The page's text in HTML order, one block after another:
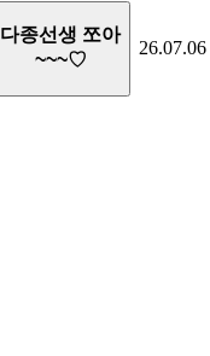
다종선생 쪼아
~~~♡
26.07.06